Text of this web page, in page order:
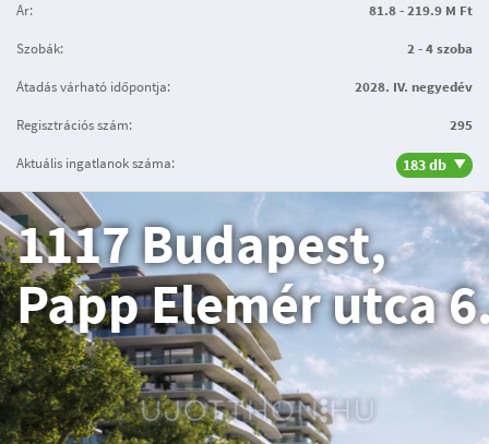
Ár: 81.8 - 219.9 M Ft
Szobák: 2 - 4 szoba
Átadás várható időpontja: 2028. IV. negyedév
Regisztrációs szám: 295
Aktuális ingatlanok száma: 183 db
1117 Budapest,
Papp Elemér utca